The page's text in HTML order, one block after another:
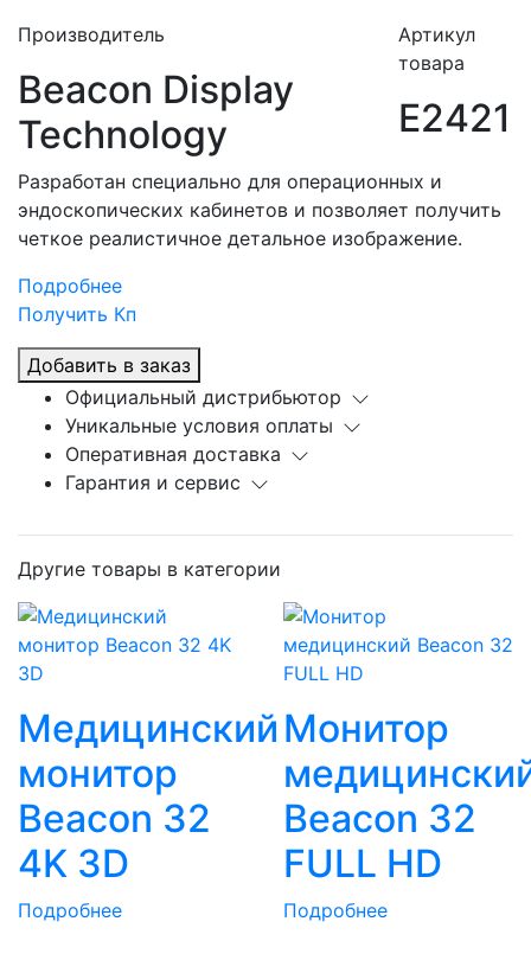
Производитель
Beacon Display
Technology
Артикул
товара
E2421
Разработан специально для операционных и
эндоскопических кабинетов и позволяет получить
четкое реалистичное детальное изображение.
Подробнее
Получить Кп
Добавить в заказ
Официальный дистрибьютор
Уникальные условия оплаты
Оперативная доставка
Гарантия и сервис
Другие товары в категории
Медицинский
монитор
Beacon 32
4K 3D
Подробнее
Монитор
Beacon 32
FULL HD
Подробнее